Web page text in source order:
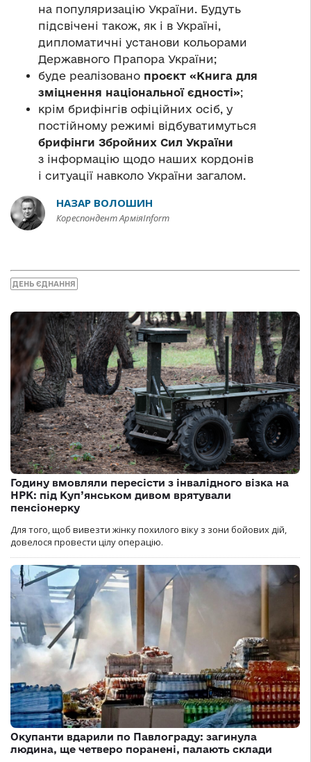
на популяризацію України. Будуть
підсвічені також, як і в Україні,
дипломатичні установи кольорами
Державного Прапора України;
буде реалізовано проєкт «Книга для
зміцнення національної єдності»;
крім брифінгів офіційних осіб, у
постійному режимі відбуватимуться
брифінги Збройних Сил України
з інформацію щодо наших кордонів
і ситуації навколо України загалом.
НАЗАР ВОЛОШИН
Кореспондент АрміяInform
ДЕНЬ ЄДНАННЯ
Годину вмовляли пересісти з інвалідного візка на
НРК: під Куп’янськом дивом врятували
пенсіонерку
Для того, щоб вивезти жінку похилого віку з зони бойових дій,
довелося провести цілу операцію.
Окупанти вдарили по Павлограду: загинула
людина, ще четверо поранені, палають склади